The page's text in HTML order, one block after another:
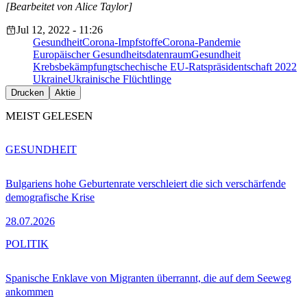
[Bearbeitet von Alice Taylor]
Jul 12, 2022 - 11:26
GesundheitCorona-ImpfstoffeCorona-Pandemie
Europäischer GesundheitsdatenraumGesundheit
Krebsbekämpfungtschechische EU-Ratspräsidentschaft 2022
UkraineUkrainische Flüchtlinge
Drucken Aktie
MEIST GELESEN
Bulgariens hohe Geburtenrate verschleiert die sich verschärfende
demografische Krise
28.07.2026
GESUNDHEIT
Spanische Enklave von Migranten überrannt, die auf dem Seeweg
ankommen
POLITIK